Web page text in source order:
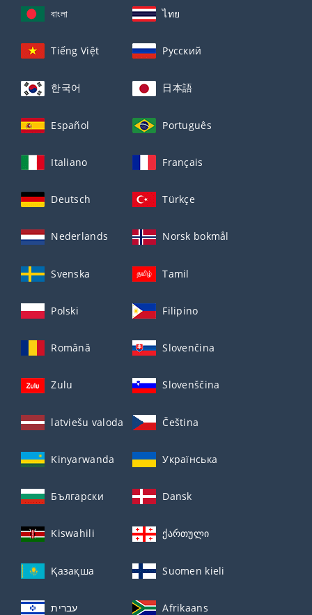
বাংলা ไทย
Tiếng Việt Русский
한국어 日本語
Español Português
Italiano Français
Deutsch Türkçe
Nederlands Norsk bokmål
Svenska Tamil
Polski Filipino
Română Slovenčina
Zulu Slovenščina
latviešu valoda Čeština
Kinyarwanda Українська
Български Dansk
Kiswahili ქართული
Қазақша Suomen kieli
עברית Afrikaans